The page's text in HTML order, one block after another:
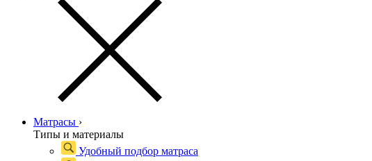
Матрасы ›
Типы и материалы
Удобный подбор матраса